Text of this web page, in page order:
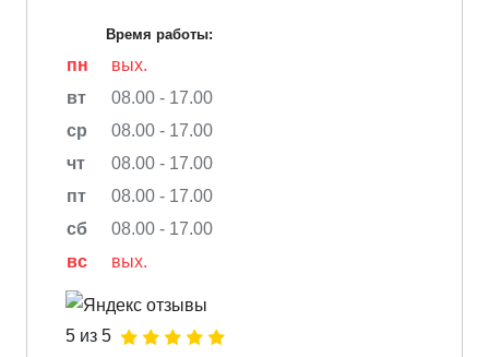
Время работы:
пн
вых.
вт
08.00 - 17.00
ср
08.00 - 17.00
чт
08.00 - 17.00
пт
08.00 - 17.00
сб
08.00 - 17.00
вс
вых.
5 из 5